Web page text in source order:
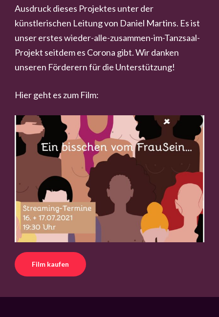
Ausdruck dieses Projektes unter der
künstlerischen Leitung von Daniel Martins. Es ist
unser erstes wieder-alle-zusammen-im-Tanzsaal-
Projekt seitdem es Corona gibt. Wir danken
unseren Förderern für die Unterstützung!
Hier geht es zum Film:
Film kaufen